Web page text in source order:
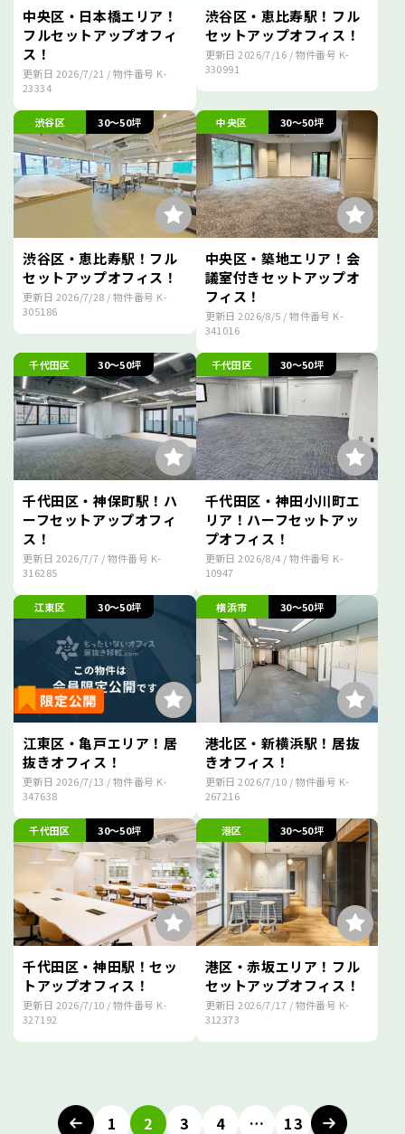
中央区・日本橋エリア！
フルセットアップオフィ
ス！
更新日 2026/7/21 / 物件番号 K-
23334
渋谷区・恵比寿駅！フル
セットアップオフィス！
更新日2026/7/16 / 物件番号 K-
330991
渋谷区 30～50坪
渋谷区・恵比寿駅！フル
セットアップオフィス！
更新日 2026/7/28 / 物件番号 K-
305186
中央区 30～50坪
中央区・築地エリア！会
議室付きセットアップオ
フィス！
更新日2026/8/5 / 物件番号 K-
341016
千代田区 30～50坪
千代田区・神保町駅！ハ
ーフセットアップオフィ
ス！
更新日 2026/7/7 / 物件番号 K-
316285
千代田区 30～50坪
千代田区・神田小川町エ
リア！ハーフセットアッ
プオフィス！
更新日2026/8/4 / 物件番号 K-
10947
江東区 30～50坪
江東区・亀戸エリア！居
抜きオフィス！
更新日 2026/7/13 / 物件番号 K-
347638
横浜市 30～50坪
港北区・新横浜駅！居抜
きオフィス！
更新日2026/7/10 / 物件番号 K-
267216
千代田区 30～50坪
千代田区・神田駅！セッ
トアップオフィス！
更新日 2026/7/10 / 物件番号 K-
327192
港区 30～50坪
港区・赤坂エリア！フル
セットアップオフィス！
更新日2026/7/17 / 物件番号 K-
312373
稿
1 2 3 4 … 13